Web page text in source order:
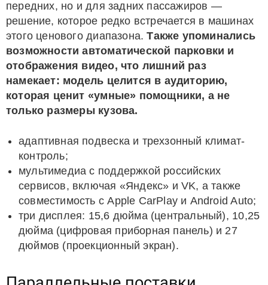
передних, но и для задних пассажиров —
решение, которое редко встречается в машинах
этого ценового диапазона. Также упоминались
возможности автоматической парковки и
отображения видео, что лишний раз
намекает: модель целится в аудиторию,
которая ценит «умные» помощники, а не
только размеры кузова.
адаптивная подвеска и трехзонный климат-
контроль;
мультимедиа с поддержкой российских
сервисов, включая «Яндекс» и VK, а также
совместимость с Apple CarPlay и Android Auto;
три дисплея: 15,6 дюйма (центральный), 10,25
дюйма (цифровая приборная панель) и 27
дюймов (проекционный экран).